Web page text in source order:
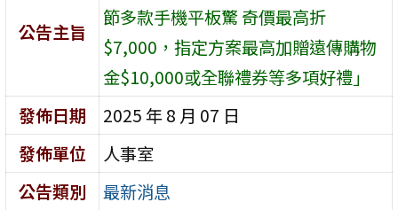
公告主旨
節多款手機平板驚 奇價最高折
$7,000，指定方案最高加贈遠傳購物
金$10,000或全聯禮券等多項好禮」
發佈日期
2025 年 8 月 07 日
發佈單位
人事室
公告類別
最新消息